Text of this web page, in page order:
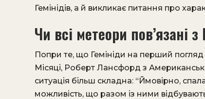
Гемінідів, а й викликає питання про
Чи всі метеори пов’язані
Попри те, що Гемініди на перший
Місяці, Роберт Лансфорд з
ситуація більш складна: “Ймовірно,
можливість, що разом із ними